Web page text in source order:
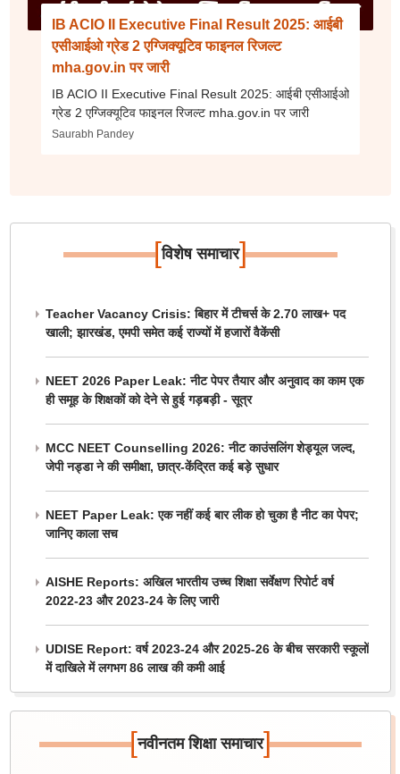
IB ACIO II Executive Final Result 2025: आईबी
एसीआईओ ग्रेड 2 एग्जिक्यूटिव फाइनल रिजल्ट
mha.gov.in पर जारी
IB ACIO II Executive Final Result 2025: आईबी एसीआईओ
ग्रेड 2 एग्जिक्यूटिव फाइनल रिजल्ट mha.gov.in पर जारी
Saurabh Pandey
[विशेष समाचार]
Teacher Vacancy Crisis: बिहार में टीचर्स के 2.70 लाख+ पद
खाली; झारखंड, एमपी समेत कई राज्यों में हजारों वैकेंसी
NEET 2026 Paper Leak: नीट पेपर तैयार और अनुवाद का काम एक
ही समूह के शिक्षकों को देने से हुई गड़बड़ी - सूत्र
MCC NEET Counselling 2026: नीट काउंसलिंग शेड्यूल जल्द,
जेपी नड्डा ने की समीक्षा, छात्र-केंद्रित कई बड़े सुधार
NEET Paper Leak: एक नहीं कई बार लीक हो चुका है नीट का पेपर;
जानिए काला सच
AISHE Reports: अखिल भारतीय उच्च शिक्षा सर्वेक्षण रिपोर्ट वर्ष
2022-23 और 2023-24 के लिए जारी
UDISE Report: वर्ष 2023-24 और 2025-26 के बीच सरकारी स्कूलों
में दाखिले में लगभग 86 लाख की कमी आई
[नवीनतम शिक्षा समाचार]